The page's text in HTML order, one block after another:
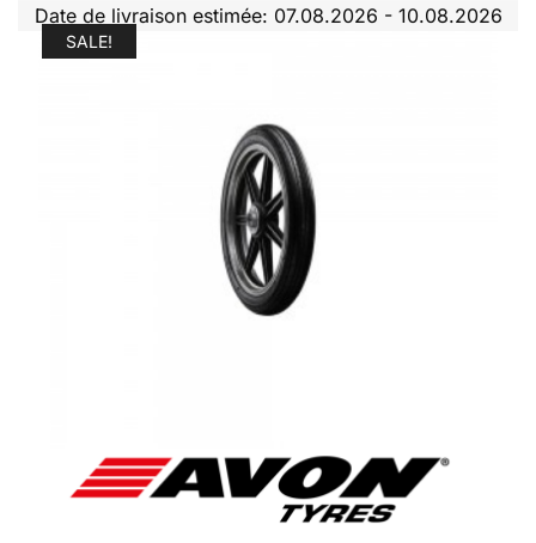
Date de livraison estimée: 07.08.2026 - 10.08.2026
SALE!